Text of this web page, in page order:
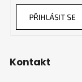
PŘIHLÁSIT SE
Kontakt